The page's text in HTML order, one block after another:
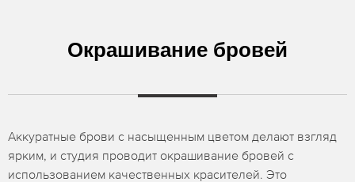
Окрашивание бровей
Аккуратные брови с насыщенным цветом делают взгляд
ярким, и студия проводит окрашивание бровей с
использованием качественных красителей. Это